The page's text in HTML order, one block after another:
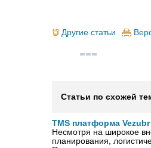
Другие статьи
Статьи по схожей
TMS платформа
Несмотря на широкое
планирования,